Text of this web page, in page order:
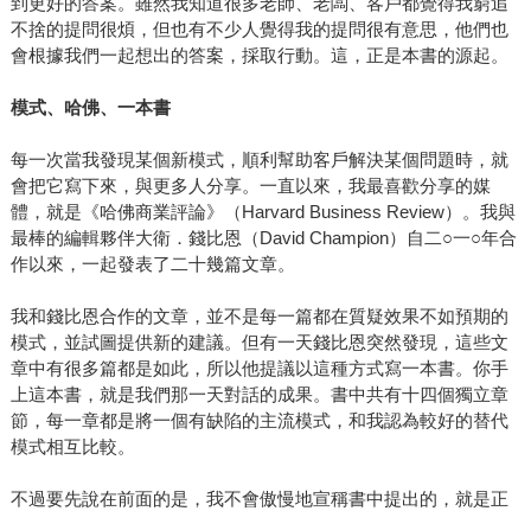
不捨的提問很煩，但也有不少人覺得我的提問很有意思，他們也
會根據我們一起想出的答案，採取行動。這，正是本書的源起。
模式、哈佛、一本書
每一次當我發現某個新模式，順利幫助客戶解決某個問題時，就
會把它寫下來，與更多人分享。一直以來，我最喜歡分享的媒
體，就是《哈佛商業評論》（Harvard Business Review）。我與
最棒的編輯夥伴大衛．錢比恩（David Champion）自二○一○年合
作以來，一起發表了二十幾篇文章。
我和錢比恩合作的文章，並不是每一篇都在質疑效果不如預期的
模式，並試圖提供新的建議。但有一天錢比恩突然發現，這些文
章中有很多篇都是如此，所以他提議以這種方式寫一本書。你手
上這本書，就是我們那一天對話的成果。書中共有十四個獨立章
節，每一章都是將一個有缺陷的主流模式，和我認為較好的替代
模式相互比較。
不過要先說在前面的是，我不會傲慢地宣稱書中提出的，就是正